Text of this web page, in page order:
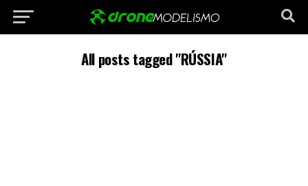
All posts tagged "RÚSSIA"